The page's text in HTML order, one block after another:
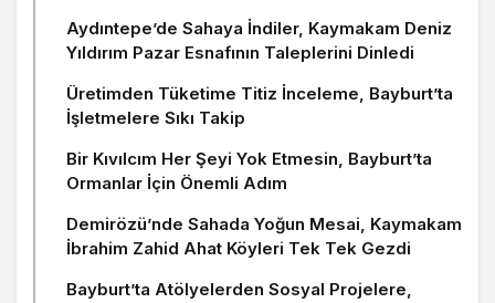
Aydıntepe’de Sahaya İndiler, Kaymakam Deniz
Yıldırım Pazar Esnafının Taleplerini Dinledi
Üretimden Tüketime Titiz İnceleme, Bayburt’ta
İşletmelere Sıkı Takip
Bir Kıvılcım Her Şeyi Yok Etmesin, Bayburt’ta
Ormanlar İçin Önemli Adım
Demirözü’nde Sahada Yoğun Mesai, Kaymakam
İbrahim Zahid Ahat Köyleri Tek Tek Gezdi
Bayburt’ta Atölyelerden Sosyal Projelere,